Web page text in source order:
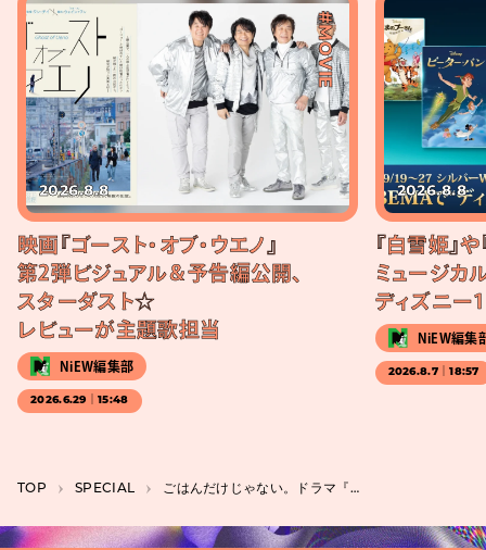
#MOVIE
2026.8.8
映画『ゴースト・オブ・ウエノ』
第2弾ビジュアル＆予告編公開、
スターダスト☆
レビューが主題歌担当
NiEW編集部
2026.6.29｜15:48
2026.8.8
『白雪姫』
ミュージカル
ディズニー
NiEW編集
2026.8.7｜18:57
TOP SPECIAL ごはんだけじゃない。ドラマ『孤独のグルメ』は土地、店、人の魅力を映し出す